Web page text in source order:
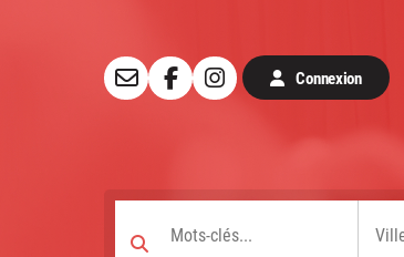
Connexion